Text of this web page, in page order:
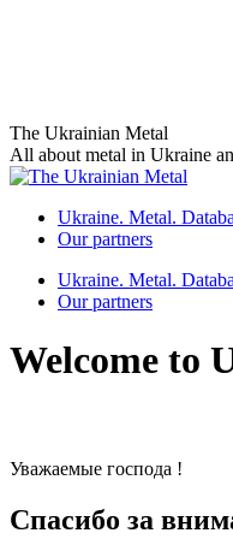
Skip
to
content
The Ukrainian Metal
All about metal in Ukraine
Ukraine. Metal.
Our partners
Ukraine. Metal.
Our partners
Welcome to
Уважаемые господа !
Спасибо за